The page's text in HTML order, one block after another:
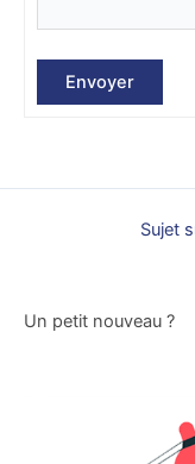
Envoyer
Sujet
Un petit nouveau ?